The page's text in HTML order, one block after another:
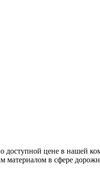
доступной цене в нашей
в сфере